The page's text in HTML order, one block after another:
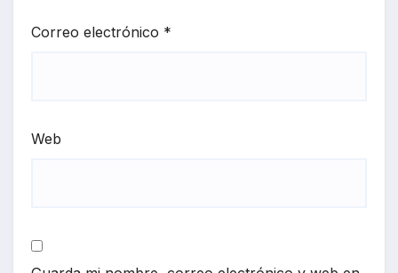
Correo electrónico *
Web